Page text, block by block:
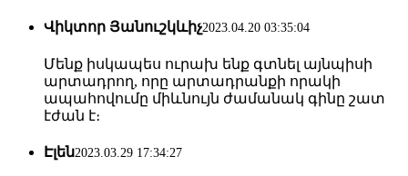
Վիկտոր Յանուշկևիչ2023.04.20 03:35:04
Մենք իսկապես ուրախ ենք գտնել այնպիսի
արտադրող, որը արտադրանքի որակի
ապահովումը միևնույն ժամանակ գինը շատ
էժան է։
Էլեն2023.03.29 17:34:27